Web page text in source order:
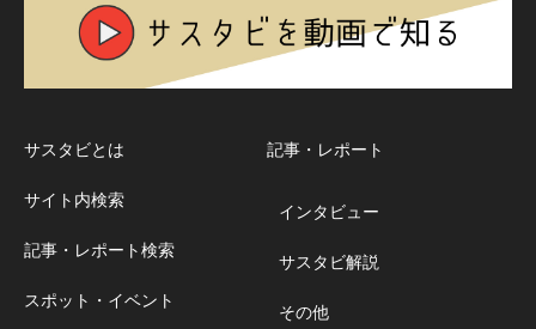
サスタビとは
サイト内検索
記事・レポート検索
スポット・イベント
記事・レポート
インタビュー
サスタビ解説
その他